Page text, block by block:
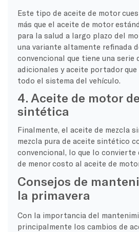
Este tipo de aceite de motor
más que el aceite de motor
para la salud a largo plazo del
una variante altamente refinada
convencional que tiene una serie
adicionales y aceite portador
todo el sistema del vehículo.
4. Aceite de motor
sintética
Finalmente, el aceite de mezcla
mezcla pura de aceite sintético
convencional, lo que lo convierte
de menor costo al aceite de
Consejos de
la primavera
Con la importancia del
principalmente los cambios de